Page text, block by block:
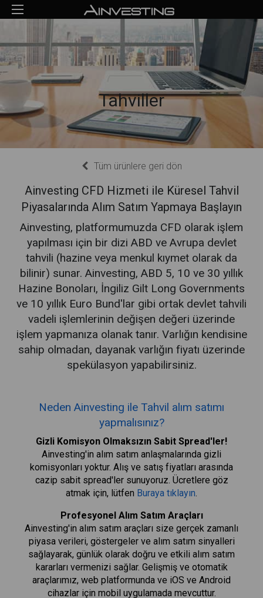
Tahviller
Tüm ürünlere geri dön
Ainvesting CFD Hizmeti ile Küresel Tahvil
Piyasalarında Alım Satım Yapmaya Başlayın
Ainvesting, platformumuzda CFD olarak işlem
yapılması için bir dizi ABD ve Avrupa devlet
tahvili (hazine veya menkul kıymet olarak da
bilinir) sunar. Ainvesting, ABD 5, 10 ve 30 yıllık
Hazine Bonoları, İngiliz Gilt Long Governments
ve 10 yıllık Euro Bund'lar gibi ortak devlet tahvili
vadeli işlemlerinin değişen değeri üzerinde
işlem yapmanıza olanak tanır. Varlığın kendisine
sahip olmadan, dayanak varlığın fiyatı üzerinde
spekülasyon yapabilirsiniz.
Neden Ainvesting ile Tahvil alım satımı
yapmalısınız?
Gizli Komisyon Olmaksızın Sabit Spread'ler!
Ainvesting'in alım satım anlaşmalarında gizli
komisyonları yoktur. Alış ve satış fiyatları arasında
cazip sabit spread'ler sunuyoruz. Ücretlere göz
atmak için, lütfen Buraya tıklayın.
Profesyonel Alım Satım Araçları
Ainvesting'in alım satım araçları size gerçek zamanlı
piyasa verileri, göstergeler ve alım satım sinyalleri
sağlayarak, günlük olarak doğru ve etkili alım satım
kararları vermenizi sağlar. Gelişmiş ve otomatik
araçlarımız, web platformunda ve iOS ve Android
cihazlar için mobil uygulamada mevcuttur.